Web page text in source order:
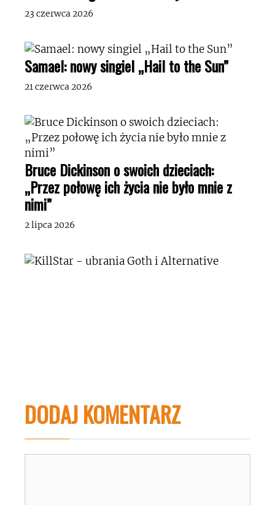
23 czerwca 2026
Samael: nowy singiel „Hail to the Sun”
21 czerwca 2026
Bruce Dickinson o swoich dzieciach:
„Przez połowę ich życia nie było mnie z
nimi”
2 lipca 2026
DODAJ KOMENTARZ